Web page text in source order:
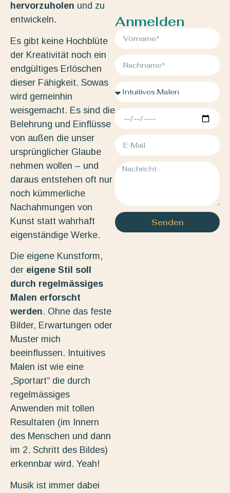
hervorzuholen und zu
entwickeln.
Es gibt keine Hochblüte
der Kreativität noch ein
endgültiges Erlöschen
dieser Fähigkeit. Sowas
wird gemeinhin
weisgemacht. Es sind die
Belehrung und Einflüsse
von außen die unser
ursprünglicher Glaube
nehmen wollen – und
daraus entstehen oft nur
noch kümmerliche
Nachahmungen von
Kunst statt wahrhaft
eigenständige Werke.
Die eigene Kunstform,
der eigene Stil soll
durch regelmässiges
Malen erforscht
werden. Ohne das feste
Bilder, Erwartungen oder
Muster mich
beeinflussen. Intuitives
Malen ist wie eine
„Sportart“ die durch
regelmässiges
Anwenden mit tollen
Resultaten (im Innern
des Menschen und dann
im 2. Schritt des Bildes)
erkennbar wird. Yeah!
Musik ist immer dabei
Anmelden
Senden